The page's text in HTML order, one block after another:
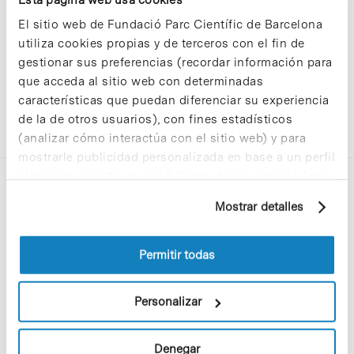
El sitio web de Fundació Parc Científic de Barcelona
utiliza cookies propias y de terceros con el fin de
gestionar sus preferencias (recordar información para
que acceda al sitio web con determinadas
características que puedan diferenciar su experiencia
de la de otros usuarios), con fines estadísticos
(analizar cómo interactúa con el sitio web) y para
mostrarle publicidad personalizada en base a un perfil
elaborado a partir de sus hábitos de navegación (por
información sobre las cookies puede consultar
la Política de cookies del sitio web.
Mostrar detalles
Permitir todas
Personalizar
Denegar
C/Baldiri Reixac, 4-12 i 15